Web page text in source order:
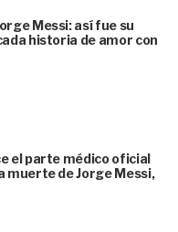
Messi: así fue su
historia de amor con
el parte médico oficial
muerte de Jorge Messi,